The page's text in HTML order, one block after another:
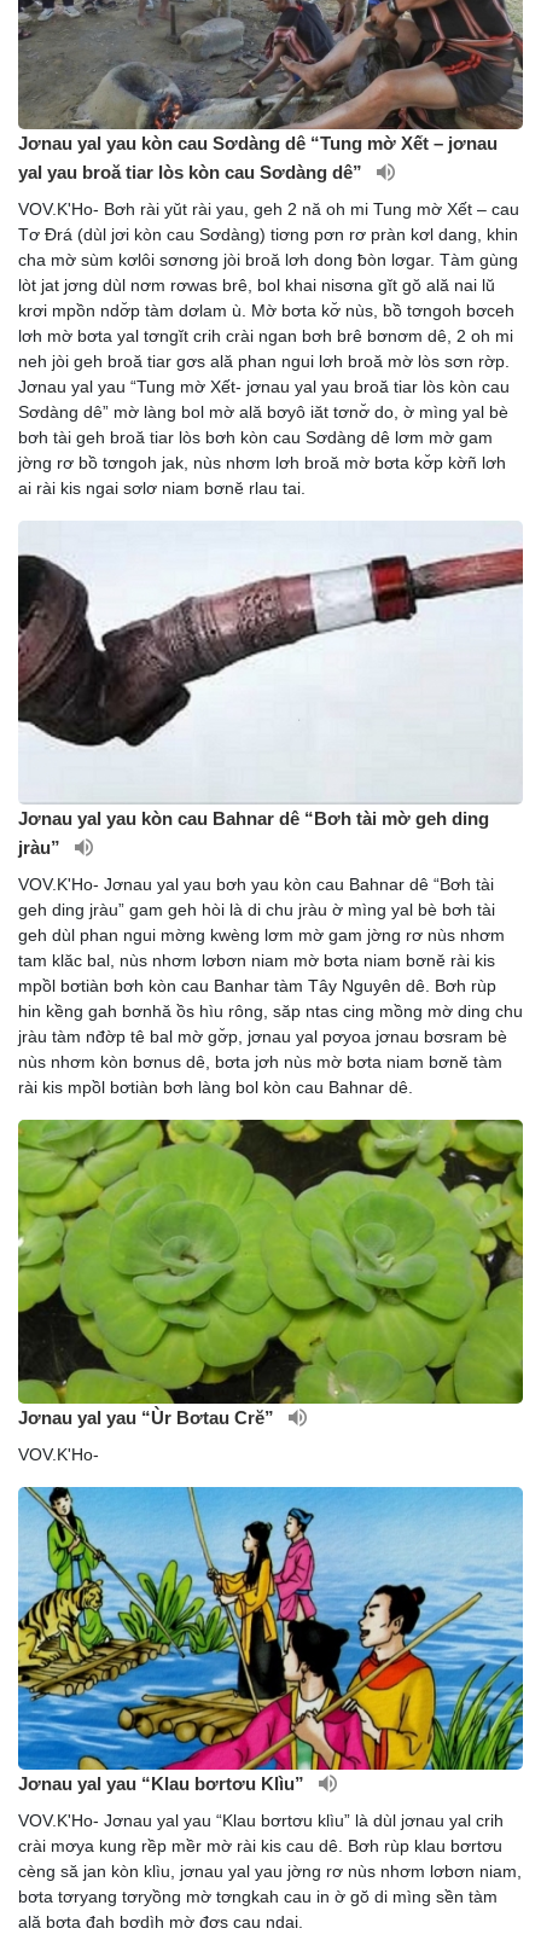
Jơnau yal yau kòn cau Sơdàng dê “Tung mờ Xết – jơnau
yal yau broă tiar lòs kòn cau Sơdàng dê”
VOV.K'Ho- Bơh rài yŭt rài yau, geh 2 nă oh mi Tung mờ Xết – cau
Tơ Đrá (dùl jơi kòn cau Sơdàng) tiơng pơn rơ pràn kơl dang, khin
cha mờ sùm kơlôi sơnơng jòi broă lơh dong ƀòn lơgar. Tàm gùng
lòt jat jơng dùl nơm rơwas brê, bol khai nisơna gĭt gŏ ală nai lŭ
krơi mpồn ndơ̆p tàm dơlam ù. Mờ bơta kơ̆ nùs, bồ tơngoh bơceh
lơh mờ bơta yal tơngĭt crih crài ngan bơh brê bơnơm dê, 2 oh mi
neh jòi geh broă tiar gơs ală phan ngui lơh broă mờ lòs sơn rờp.
Jơnau yal yau “Tung mờ Xết- jơnau yal yau broă tiar lòs kòn cau
Sơdàng dê” mờ làng bol mờ ală bơyô iăt tơnơ̆ do, ờ mìng yal bè
bơh tài geh broă tiar lòs bơh kòn cau Sơdàng dê lơm mờ gam
jờng rơ bồ tơngoh jak, nùs nhơm lơh broă mờ bơta kơ̆p kờñ lơh
ai rài kis ngai sơlơ niam bơnĕ rlau tai.
Jơnau yal yau kòn cau Bahnar dê “Bơh tài mờ geh ding
jràu”
VOV.K'Ho- Jơnau yal yau bơh yau kòn cau Bahnar dê “Bơh tài
geh ding jràu” gam geh hòi là di chu jràu ờ mìng yal bè bơh tài
geh dùl phan ngui mờng kwèng lơm mờ gam jờng rơ nùs nhơm
tam klăc bal, nùs nhơm lơbơn niam mờ bơta niam bơnĕ rài kis
mpồl bơtiàn bơh kòn cau Banhar tàm Tây Nguyên dê. Bơh rùp
hin kềng gah bơnhă ồs hìu rông, săp ntas cing mồng mờ ding chu
jràu tàm nđờp tê bal mờ gơ̆p, jơnau yal pơyoa jơnau bơsram bè
nùs nhơm kòn bơnus dê, bơta jơh nùs mờ bơta niam bơnĕ tàm
rài kis mpồl bơtiàn bơh làng bol kòn cau Bahnar dê.
Jơnau yal yau “Ùr Bơtau Crĕ”
VOV.K'Ho-
Jơnau yal yau “Klau bơrtơu Klìu”
VOV.K'Ho- Jơnau yal yau “Klau bơrtơu klìu” là dùl jơnau yal crih
crài mơya kung rềp mềr mờ rài kis cau dê. Bơh rùp klau bơrtơu
cèng să jan kòn klìu, jơnau yal yau jờng rơ nùs nhơm lơbơn niam,
bơta tơryang tơryồng mờ tơngkah cau in ờ gŏ di mìng sền tàm
ală bơta đah bơdìh mờ đơs cau ndai.